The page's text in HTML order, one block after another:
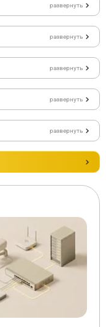
развернуть
развернуть
развернуть
развернуть
развернуть